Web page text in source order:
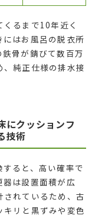
るまで10年近く
はお風呂の脱衣所
骨が錆びて数百万
純正仕様の排水接
にクッションフ
技術
ると、高い確率で
器は設置面積が広
れているため、古
リと黒ずみや変色